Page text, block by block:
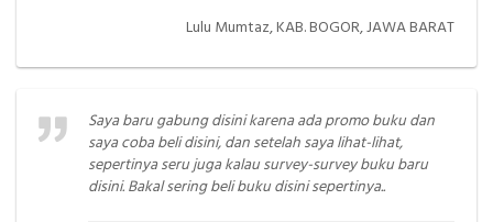
Lulu Mumtaz, KAB. BOGOR, JAWA BARAT
Saya baru gabung disini karena ada promo buku dan
saya coba beli disini, dan setelah saya lihat-lihat,
sepertinya seru juga kalau survey-survey buku baru
disini. Bakal sering beli buku disini sepertinya..